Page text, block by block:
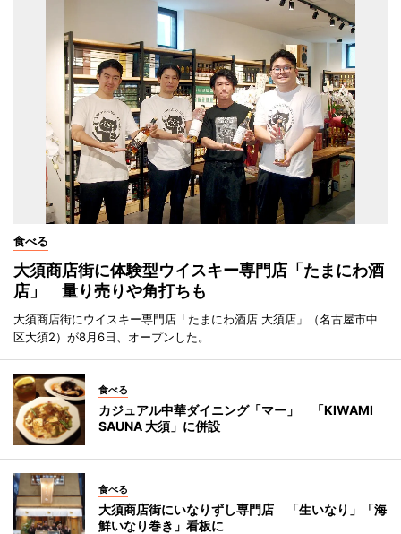
食べる
大須商店街に体験型ウイスキー専門店「たまにわ酒
店」 量り売りや角打ちも
大須商店街にウイスキー専門店「たまにわ酒店 大須店」（名古屋市中
区大須2）が8月6日、オープンした。
食べる
カジュアル中華ダイニング「マー」 「KIWAMI
SAUNA 大須」に併設
食べる
大須商店街にいなりずし専門店 「生いなり」「海
鮮いなり巻き」看板に